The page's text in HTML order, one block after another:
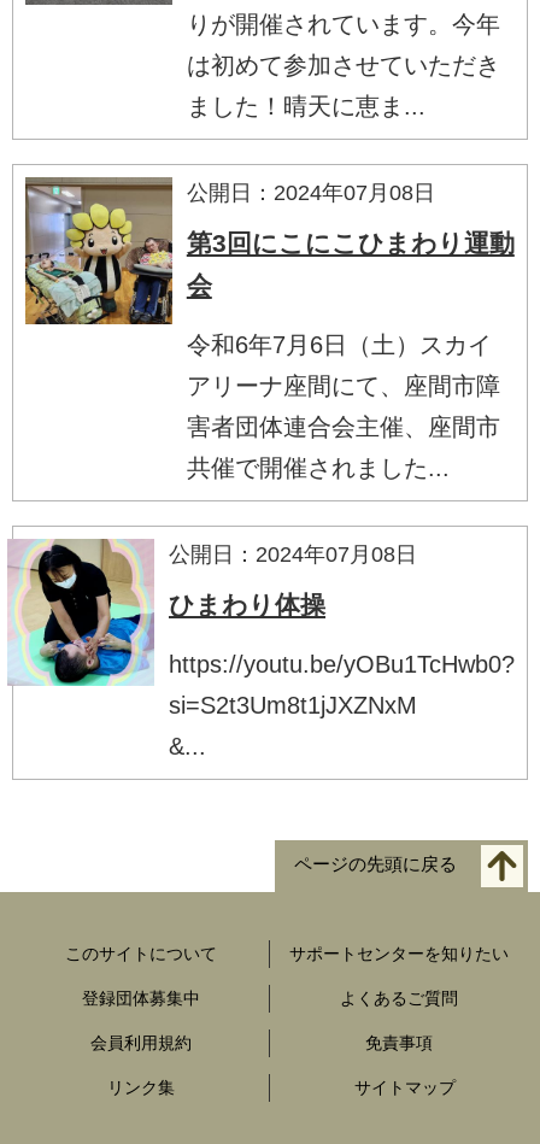
りが開催されています。今年
は初めて参加させていただき
ました！晴天に恵ま...
公開日：2024年07月08日
第3回にこにこひまわり運動
会
令和6年7月6日（土）スカイ
アリーナ座間にて、座間市障
害者団体連合会主催、座間市
共催で開催されました...
公開日：2024年07月08日
ひまわり体操
https://youtu.be/yOBu1TcHwb0?
si=S2t3Um8t1jJXZNxM
&...
ページの先頭に戻る
このサイトについて サポートセンターを知りたい
登録団体募集中 よくあるご質問
会員利用規約 免責事項
リンク集 サイトマップ